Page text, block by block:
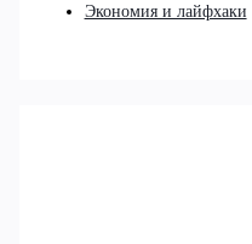
Экономия и лайфхаки